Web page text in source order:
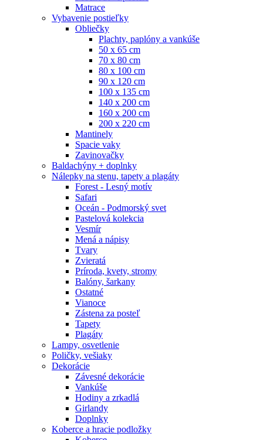
Matrace
Vybavenie postieľky
Obliečky
Plachty, paplóny a vankúše
50 x 65 cm
70 x 80 cm
80 x 100 cm
90 x 120 cm
100 x 135 cm
140 x 200 cm
160 x 200 cm
200 x 220 cm
Mantinely
Spacie vaky
Zavinovačky
Baldachýny + doplnky
Nálepky na stenu, tapety a plagáty
Forest - Lesný motív
Safari
Oceán - Podmorský svet
Pastelová kolekcia
Vesmír
Mená a nápisy
Tvary
Zvieratá
Príroda, kvety, stromy
Balóny, šarkany
Ostatné
Vianoce
Zástena za posteľ
Tapety
Plagáty
Lampy, osvetlenie
Poličky, vešiaky
Dekorácie
Závesné dekorácie
Vankúše
Hodiny a zrkadlá
Girlandy
Doplnky
Koberce a hracie podložky